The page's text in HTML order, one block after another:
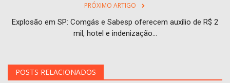
PRÓXIMO ARTIGO
Explosão em SP: Comgás e Sabesp oferecem auxílio de R$ 2
mil, hotel e indenização...
POSTS RELACIONADOS